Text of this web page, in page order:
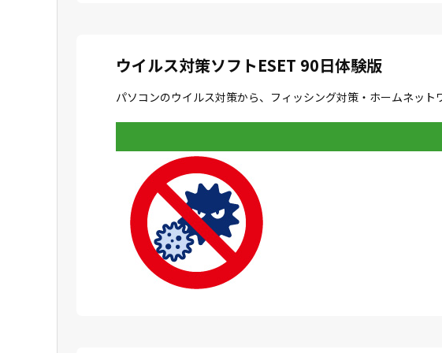
ウイルス対策ソフトESET 90日体験版
パソコンのウイルス対策から、フィッシング対策・ホームネッ